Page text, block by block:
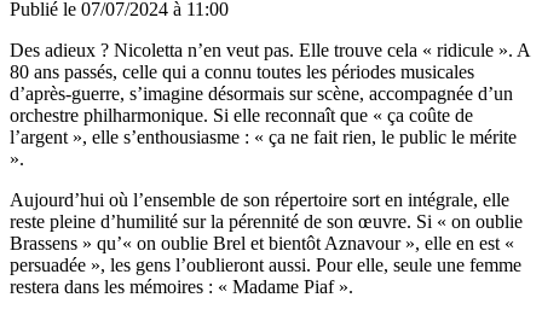
Publié le 07/07/2024 à 11:00
Des adieux ? Nicoletta n’en veut pas. Elle trouve cela « ridicule ». A
80 ans passés, celle qui a connu toutes les périodes musicales
d’après-guerre, s’imagine désormais sur scène, accompagnée d’un
orchestre philharmonique. Si elle reconnaît que « ça coûte de
l’argent », elle s’enthousiasme : « ça ne fait rien, le public le mérite
».
Aujourd’hui où l’ensemble de son répertoire sort en intégrale, elle
reste pleine d’humilité sur la pérennité de son œuvre. Si « on oublie
Brassens » qu’« on oublie Brel et bientôt Aznavour », elle en est «
persuadée », les gens l’oublieront aussi. Pour elle, seule une femme
restera dans les mémoires : « Madame Piaf ».